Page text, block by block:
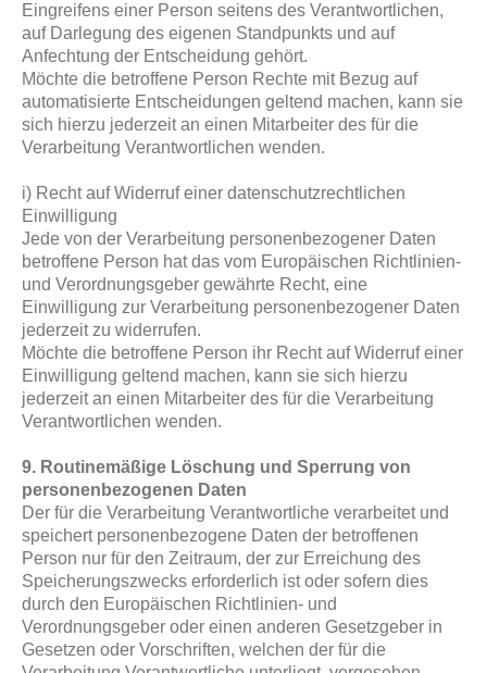
Eingreifens einer Person seitens des Verantwortlichen,
auf Darlegung des eigenen Standpunkts und auf
Anfechtung der Entscheidung gehört.
Möchte die betroffene Person Rechte mit Bezug auf
automatisierte Entscheidungen geltend machen, kann sie
sich hierzu jederzeit an einen Mitarbeiter des für die
Verarbeitung Verantwortlichen wenden.
i) Recht auf Widerruf einer datenschutzrechtlichen
Einwilligung
Jede von der Verarbeitung personenbezogener Daten
betroffene Person hat das vom Europäischen Richtlinien-
und Verordnungsgeber gewährte Recht, eine
Einwilligung zur Verarbeitung personenbezogener Daten
jederzeit zu widerrufen.
Möchte die betroffene Person ihr Recht auf Widerruf einer
Einwilligung geltend machen, kann sie sich hierzu
jederzeit an einen Mitarbeiter des für die Verarbeitung
Verantwortlichen wenden.
9. Routinemäßige Löschung und Sperrung von
personenbezogenen Daten
Der für die Verarbeitung Verantwortliche verarbeitet und
speichert personenbezogene Daten der betroffenen
Person nur für den Zeitraum, der zur Erreichung des
Speicherungszwecks erforderlich ist oder sofern dies
durch den Europäischen Richtlinien- und
Verordnungsgeber oder einen anderen Gesetzgeber in
Gesetzen oder Vorschriften, welchen der für die